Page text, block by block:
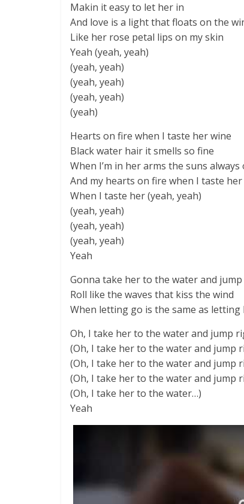
Makin it easy to let her in
And love is a light that floats on the
Like her rose petal lips on my skin
Yeah (yeah, yeah)
(yeah, yeah)
(yeah, yeah)
(yeah, yeah)
(yeah)
Hearts on fire when I taste her wine
Black water hair it smells so fine
When I’m in her arms the suns
And my hearts on fire when I taste her
When I taste her (yeah, yeah)
(yeah, yeah)
(yeah, yeah)
(yeah, yeah)
Yeah
Gonna take her to the water and
Roll like the waves that kiss the wind
When letting go is the same as letting
Oh, I take her to the water and jump
(Oh, I take her to the water and jump
(Oh, I take her to the water and jump
(Oh, I take her to the water and jump
(Oh, I take her to the water…)
Yeah